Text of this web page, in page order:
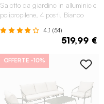
Salotto da giardino in alluminio e
polipropilene, 4 posti, Bianco
4.1 (54)
519,99 €
OFFERTE -10%